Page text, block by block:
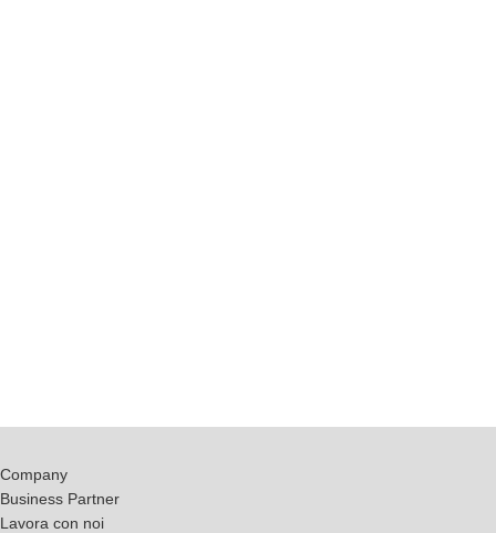
Company
Business Partner
Lavora con noi